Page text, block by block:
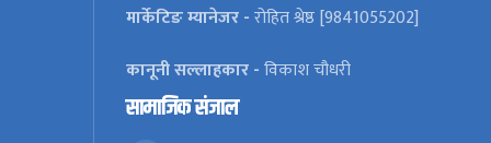
मार्केटिङ म्यानेजर -रोहित श्रेष्ठ [9841055202]
कानूनी सल्लाहकार -विकाश चौधरी
सामाजिक संजाल